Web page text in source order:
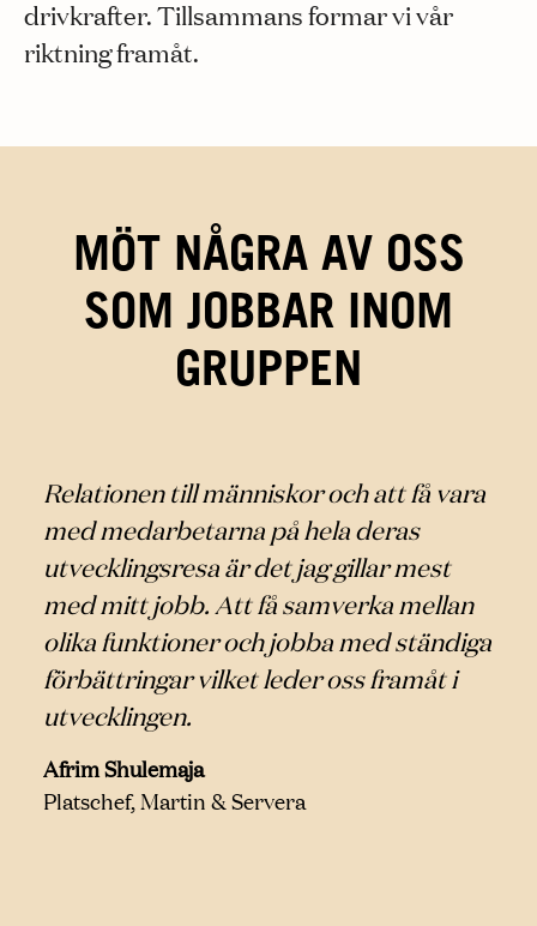
drivkrafter. Tillsammans formar vi vår
riktning framåt.
MÖT NÅGRA AV OSS
SOM JOBBAR INOM
GRUPPEN
Relationen till människor och att få vara
med medarbetarna på hela deras
utvecklingsresa är det jag gillar mest
med mitt jobb. Att få samverka mellan
olika funktioner och jobba med ständiga
förbättringar vilket leder oss framåt i
utvecklingen.
Afrim Shulemaja
Platschef, Martin & Servera